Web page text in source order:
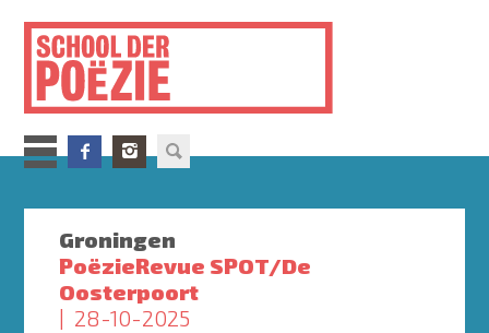
inhoud
gaan
Groningen
PoëzieRevue SPOT/De
Oosterpoort
28-10-2025